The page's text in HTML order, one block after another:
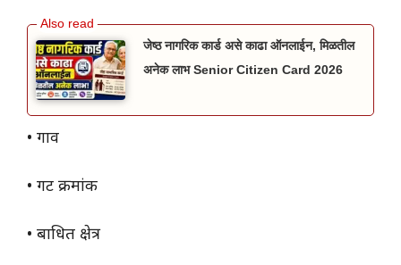
जेष्ठ नागरिक कार्ड असे काढा ऑनलाईन, मिळतील
अनेक लाभ Senior Citizen Card 2026
• गाव
• गट क्रमांक
• बाधित क्षेत्र